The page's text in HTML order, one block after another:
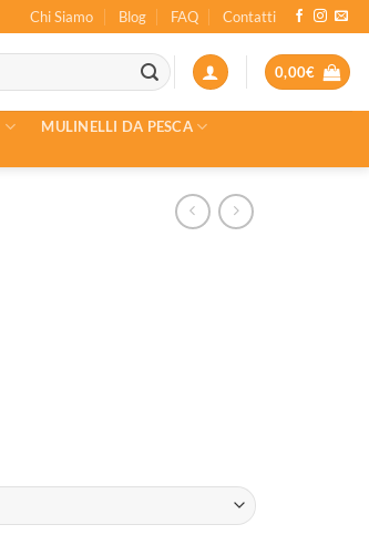
Chi Siamo Blog FAQ Contatti
0,00€
MULINELLI DA PESCA